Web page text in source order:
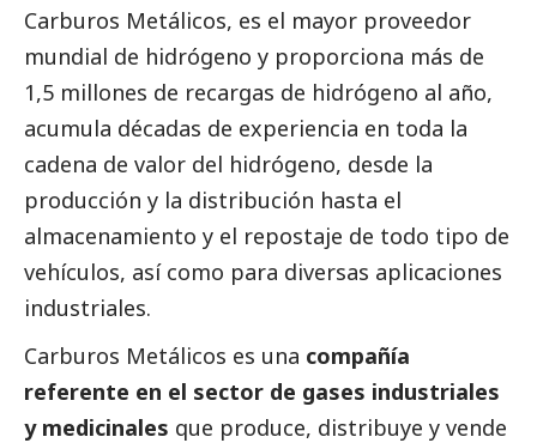
Carburos Metálicos, es el mayor proveedor
mundial de hidrógeno y proporciona más de
1,5 millones de recargas de hidrógeno al año,
acumula décadas de experiencia en toda la
cadena de valor del hidrógeno, desde la
producción y la distribución hasta el
almacenamiento y el repostaje de todo tipo de
vehículos, así como para diversas aplicaciones
industriales.
Carburos Metálicos es una compañía
referente en el sector de gases industriales
y medicinales que produce, distribuye y vende